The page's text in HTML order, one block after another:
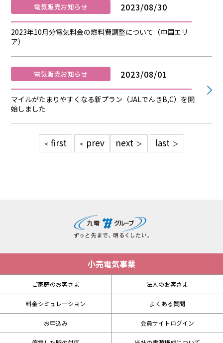
電気販売お知らせ 2023/08/30
2023年10月分電気料金の燃料費調整について（中国エリ
ア）
電気販売お知らせ 2023/08/01
マイルがたまりやすくなる新プラン（JALでんきB,C）を開
始しました
first prev next last
小売電気事業
ご家庭のお客さま 法人のお客さま
料金シミュレーション よくある質問
お申込み 会員サイトログイン